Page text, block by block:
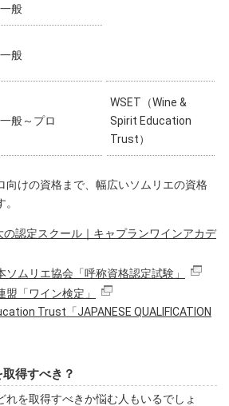
一般
一般
一般～プロ
WSET（Wine &
Spirit Education
Trust）
向けの資格まで、幅広いソムリエの資格
の認定スクール｜キャプランワインアカデ
ソムリエ協会「呼称資格認定試験」
「ワイン検定」
Trust「JAPANESE QUALIFICATION
得すべき？
れを取得すべきか悩む人もいるでしょ